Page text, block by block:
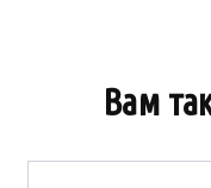
Вам